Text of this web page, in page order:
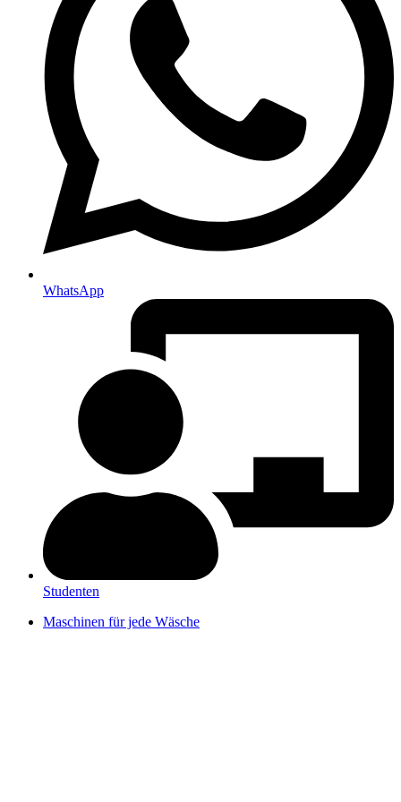
WhatsApp
Studenten
Maschinen für jede Wäsche